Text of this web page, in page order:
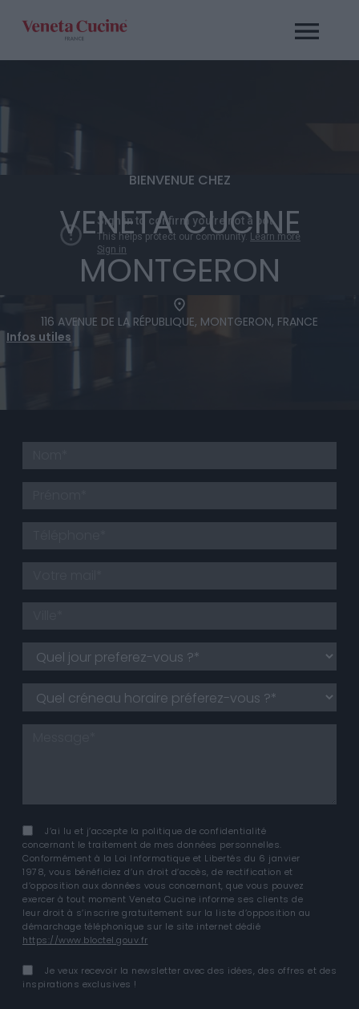
contenu
BIENVENUE CHEZ
VENETA CUCINE
MONTGERON
116 AVENUE DE LA RÉPUBLIQUE, MONTGERON, FRANCE
Infos utiles
J’ai lu et j’accepte la politique de confidentialité
concernant le traitement de mes données personnelles.
Conformément à la Loi Informatique et Libertés du 6 janvier
1978, vous bénéficiez d’un droit d’accès, de rectification et
d’opposition aux données vous concernant, que vous pouvez
exercer à tout moment Veneta Cucine informe ses clients de
leur droit à s’inscrire gratuitement sur la liste d’opposition au
démarchage téléphonique sur le site internet dédié
https://www.bloctel.gouv.fr
Je veux recevoir la newsletter avec des idées, des offres et des
inspirations exclusives !